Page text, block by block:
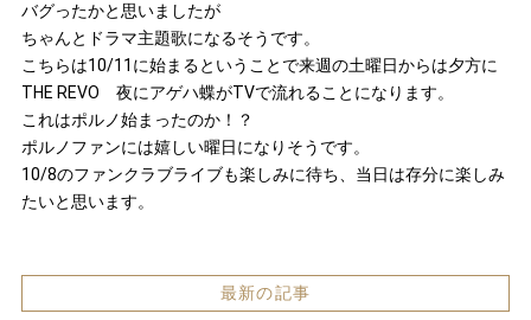
バグったかと思いましたが
ちゃんとドラマ主題歌になるそうです。
こちらは10/11に始まるということで来週の土曜日からは夕方に
THE REVO 夜にアゲハ蝶がTVで流れることになります。
これはポルノ始まったのか！？
ポルノファンには嬉しい曜日になりそうです。
10/8のファンクラブライブも楽しみに待ち、当日は存分に楽しみ
たいと思います。
最新の記事